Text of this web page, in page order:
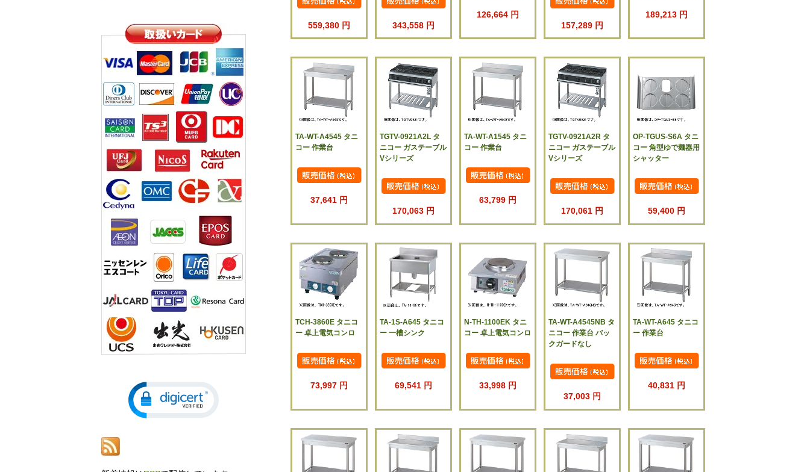
559,380 円 343,558 円
126,664 円
157,289 円
189,213 円
TA-WT-A4545 タニ
コー 作業台
37,641 円
TGTV-0921A2L タ
ニコー ガステーブル
Vシリーズ
170,063 円
TA-WT-A1545 タニ
コー 作業台
63,799 円
TGTV-0921A2R タ
ニコー ガステーブル
Vシリーズ
170,061 円
OP-TGUS-S6A タニ
コー 角型ゆで麺器用
シャッター
59,400 円
TCH-3860E タニコ
ー 卓上電気コンロ
73,997 円
TA-1S-A645 タニコ
ー 一槽シンク
69,541 円
N-TH-1100EK タニ
コー 卓上電気コンロ
33,998 円
TA-WT-A4545NB タ
ニコー 作業台 バッ
クガードなし
37,003 円
TA-WT-A645 タニコ
ー 作業台
40,831 円